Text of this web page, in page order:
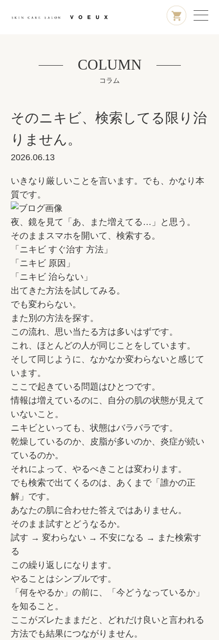
COLUMN
コラム
そのニキビ、検索してる限り治
りません。
2026.06.13
いきなり厳しいことを言います。でも、かなり本
質です。
夜、鏡を見て「あ、また増えてる…」と思う。
そのままスマホを開いて、検索する。
「ニキビ すぐ治す 方法」
「ニキビ 原因」
「ニキビ 治らない」
出てきた方法を試してみる。
でも変わらない。
また別の方法を探す。
この流れ、思い当たる方は多いはずです。
これ、ほとんどの人が同じことをしています。
そして同じように、なかなか変わらないと感じて
います。
ここで起きている問題はひとつです。
情報は増えているのに、自分の肌の状態が見えて
いないこと。
ニキビといっても、状態はバラバラです。
乾燥しているのか、皮脂が多いのか、炎症が続い
ているのか。
それによって、やるべきことは変わります。
でも検索で出てくるのは、あくまで「誰かの正
解」です。
あなたの肌に合わせた答えではありません。
そのまま試すとどうなるか。
試す → 変わらない → 不安になる → また検索す
る
この繰り返しになります。
やることはシンプルです。
「何をやるか」の前に、「今どうなっているか」
を知ること。
ここがズレたままだと、どれだけ良いと言われる
方法でも結果につながりません。